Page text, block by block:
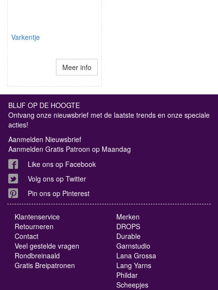
Varkentje
Meer info
BLIJF OP DE HOOGTE
Ontvang onze nieuwsbrief met de laatste trends en onze speciale
acties!
Aanmelden Nieuwsbrief
Aanmelden Gratis Patroon op Maandag
Like ons op Facebook
Volg ons op Twitter
Pin ons op Pinterest
Klantenservice
Retourneren
Contact
Veel gestelde vragen
Rondbreinaald
Gratis Breipatronen
Merken
DROPS
Durable
Garnstudio
Lana Grossa
Lang Yarns
Phildar
Scheepjes